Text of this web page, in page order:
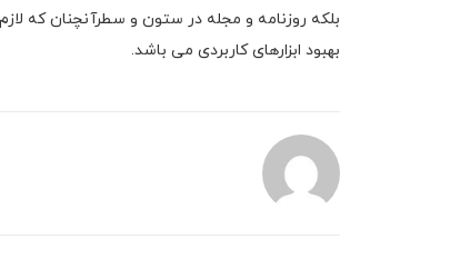
بلکه روزنامه و مجله در ستون و سطرآنچنان که
بهبود ابزارهای کاربردی می باشد.